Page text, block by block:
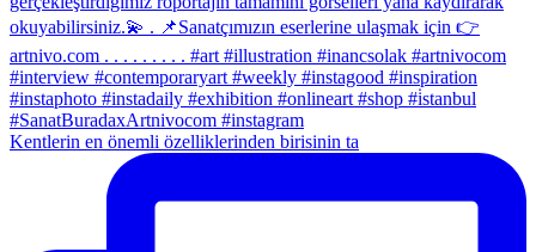
Kentlerin en önemli özelliklerinden birisinin ta